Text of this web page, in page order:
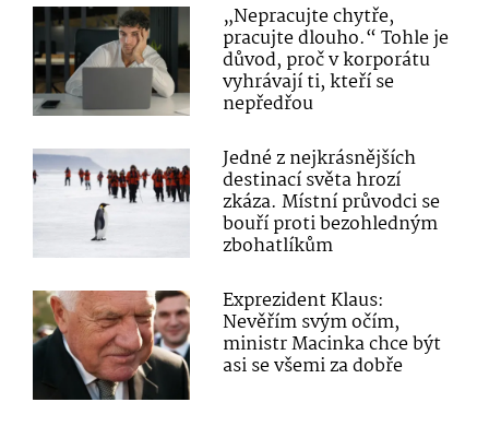
„Nepracujte chytře,
pracujte dlouho.“ Tohle je
důvod, proč v korporátu
vyhrávají ti, kteří se
nepředřou
Jedné z nejkrásnějších
destinací světa hrozí
zkáza. Místní průvodci se
bouří proti bezohledným
zbohatlíkům
Exprezident Klaus:
Nevěřím svým očím,
ministr Macinka chce být
asi se všemi za dobře